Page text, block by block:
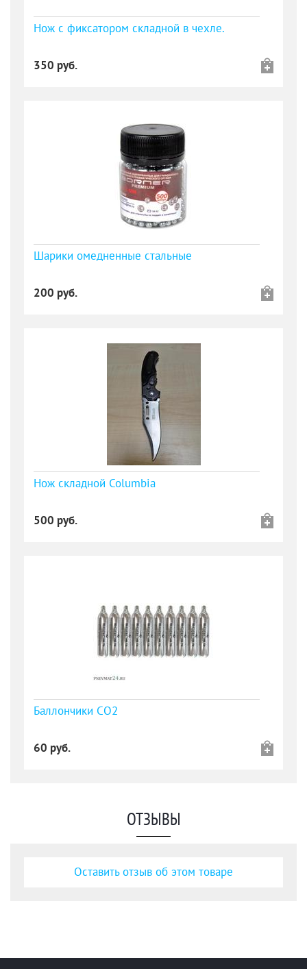
Нож с фиксатором складной в чехле.
350 руб.
Шарики омедненные стальные
200 руб.
Нож складной Columbia
500 руб.
Баллончики СО2
60 руб.
ОТЗЫВЫ
Оставить отзыв об этом товаре